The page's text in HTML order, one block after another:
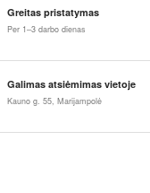
Greitas pristatymas
Per 1–3 darbo dienas
Galimas atsiėmimas vietoje
Kauno g. 55, Marijampolė